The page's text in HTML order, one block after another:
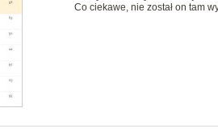
Co ciekawe, nie został on tam